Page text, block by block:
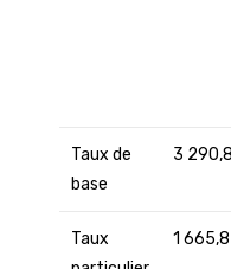
Taux de
base
3
Taux
1